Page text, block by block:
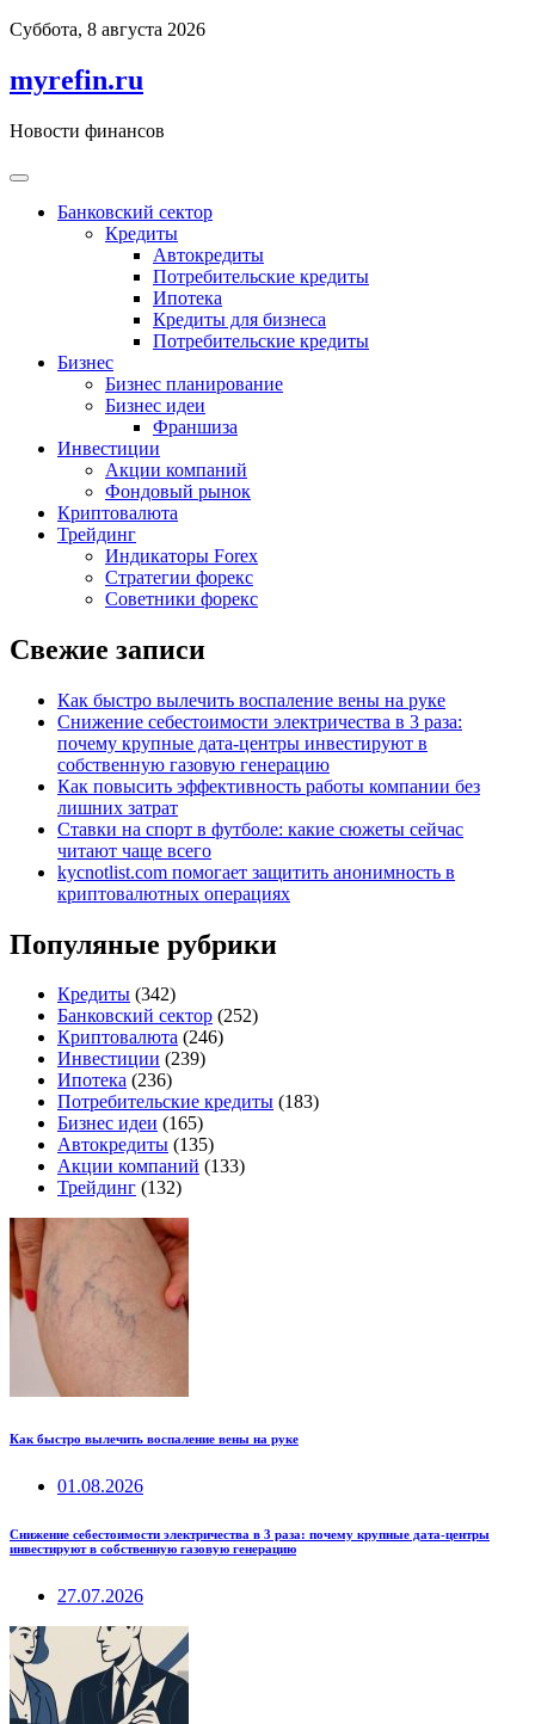
Перейти
содержимому
Суббота, 8 августа 2026
myrefin.ru
Новости финансов
Банковский сектор
Кредиты
Автокредиты
Потребительские кредиты
Ипотека
Кредиты для бизнеса
Потребительские кредиты
Бизнес
Бизнес планирование
Бизнес идеи
Франшиза
Инвестиции
Акции компаний
Фондовый рынок
Криптовалюта
Трейдинг
Индикаторы Forex
Стратегии форекс
Советники форекс
Свежие записи
Как быстро вылечить воспаление вены на руке
Снижение себестоимости электричества в 3 раза:
почему крупные дата-центры инвестируют в
собственную газовую генерацию
Как повысить эффективность работы компании без
лишних затрат
Ставки на спорт в футболе: какие сюжеты сейчас
читают чаще всего
kycnotlist.com помогает защитить анонимность в
криптовалютных операциях
Популяные рубрики
Кредиты (342)
Банковский сектор (252)
Криптовалюта (246)
Инвестиции (239)
Ипотека (236)
Потребительские кредиты (183)
Бизнес идеи (165)
Автокредиты (135)
Акции компаний (133)
Трейдинг (132)
Как быстро вылечить воспаление вены на руке
01.08.2026
Снижение себестоимости электричества в 3 раза: почему крупные дата-центры
инвестируют в собственную газовую генерацию
27.07.2026